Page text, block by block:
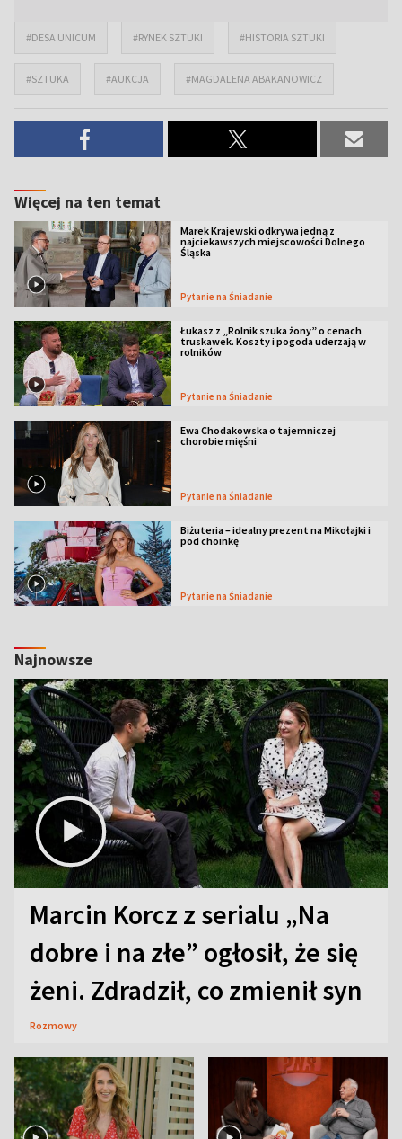
#DESA UNICUM #RYNEK SZTUKI #HISTORIA SZTUKI
#SZTUKA #AUKCJA #MAGDALENA ABAKANOWICZ
Więcej na ten temat
Marek Krajewski odkrywa jedną z
najciekawszych miejscowości Dolnego
Śląska
Pytanie na Śniadanie
Łukasz z „Rolnik szuka żony” o cenach
truskawek. Koszty i pogoda uderzają w
rolników
Pytanie na Śniadanie
Ewa Chodakowska o tajemniczej
chorobie mięśni
Pytanie na Śniadanie
Biżuteria – idealny prezent na Mikołajki i
pod choinkę
Pytanie na Śniadanie
Najnowsze
Marcin Korcz z serialu „Na
dobre i na złe” ogłosił, że się
żeni. Zdradził, co zmienił syn
Rozmowy